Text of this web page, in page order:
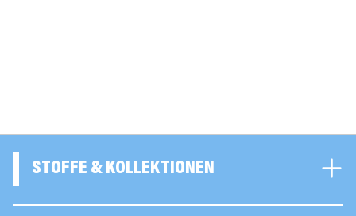
STOFFE & KOLLEKTIONEN